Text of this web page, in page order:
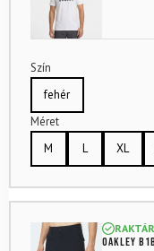
Szín
fehér
Méret
M
L XL
OAKLEY